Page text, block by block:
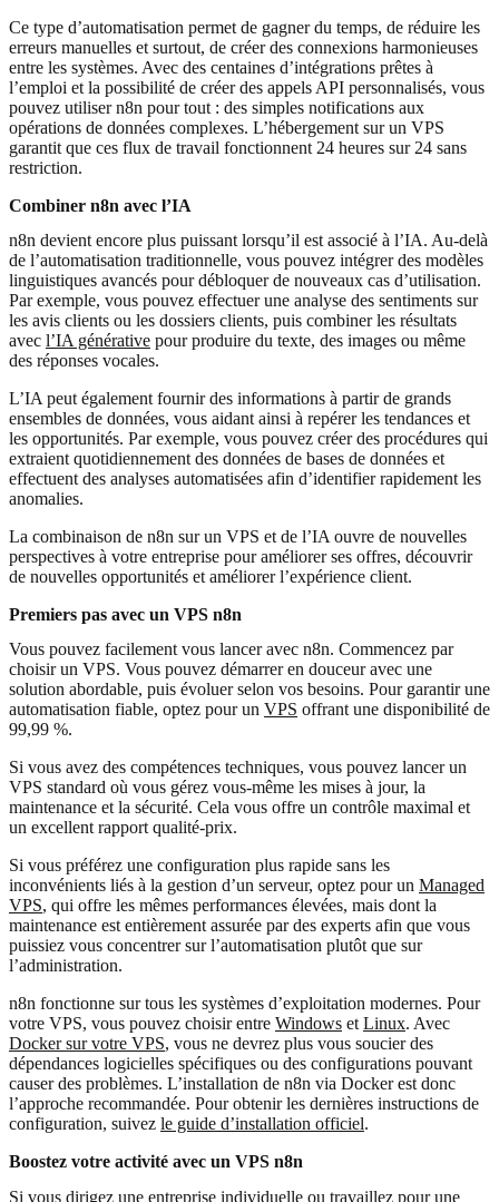
Ce type d’automatisation permet de gagner du temps, de réduire les
erreurs manuelles et surtout, de créer des connexions harmonieuses
entre les systèmes. Avec des centaines d’intégrations prêtes à
l’emploi et la possibilité de créer des appels API personnalisés, vous
pouvez utiliser n8n pour tout : des simples notifications aux
opérations de données complexes. L’hébergement sur un VPS
garantit que ces flux de travail fonctionnent 24 heures sur 24 sans
restriction.
Combiner n8n avec l’IA
n8n devient encore plus puissant lorsqu’il est associé à l’IA. Au-delà
de l’automatisation traditionnelle, vous pouvez intégrer des modèles
linguistiques avancés pour débloquer de nouveaux cas d’utilisation.
Par exemple, vous pouvez effectuer une analyse des sentiments sur
les avis clients ou les dossiers clients, puis combiner les résultats
avec l’IA générative pour produire du texte, des images ou même
des réponses vocales.
L’IA peut également fournir des informations à partir de grands
ensembles de données, vous aidant ainsi à repérer les tendances et
les opportunités. Par exemple, vous pouvez créer des procédures qui
extraient quotidiennement des données de bases de données et
effectuent des analyses automatisées afin d’identifier rapidement les
anomalies.
La combinaison de n8n sur un VPS et de l’IA ouvre de nouvelles
perspectives à votre entreprise pour améliorer ses offres, découvrir
de nouvelles opportunités et améliorer l’expérience client.
Premiers pas avec un VPS n8n
Vous pouvez facilement vous lancer avec n8n. Commencez par
choisir un VPS. Vous pouvez démarrer en douceur avec une
solution abordable, puis évoluer selon vos besoins. Pour garantir une
automatisation fiable, optez pour un VPS offrant une disponibilité de
99,99 %.
Si vous avez des compétences techniques, vous pouvez lancer un
VPS standard où vous gérez vous-même les mises à jour, la
maintenance et la sécurité. Cela vous offre un contrôle maximal et
un excellent rapport qualité-prix.
Si vous préférez une configuration plus rapide sans les
inconvénients liés à la gestion d’un serveur, optez pour un Managed
VPS, qui offre les mêmes performances élevées, mais dont la
maintenance est entièrement assurée par des experts afin que vous
puissiez vous concentrer sur l’automatisation plutôt que sur
l’administration.
n8n fonctionne sur tous les systèmes d’exploitation modernes. Pour
votre VPS, vous pouvez choisir entre Windows et Linux. Avec
Docker sur votre VPS, vous ne devrez plus vous soucier des
dépendances logicielles spécifiques ou des configurations pouvant
causer des problèmes. L’installation de n8n via Docker est donc
l’approche recommandée. Pour obtenir les dernières instructions de
configuration, suivez le guide d’installation officiel.
Boostez votre activité avec un VPS n8n
Si vous dirigez une entreprise individuelle ou travaillez pour une